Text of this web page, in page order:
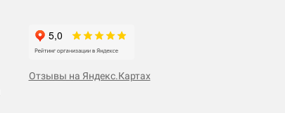
Отзывы на Яндекс.Картах